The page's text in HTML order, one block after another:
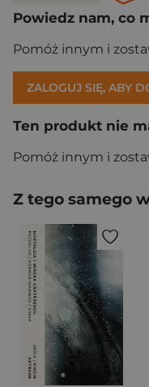
Powiedz nam, co
Pomóż innym i
ZALOGUJ SIĘ, ABY
Ten produkt nie
Pomóż innym i
Z tego samego